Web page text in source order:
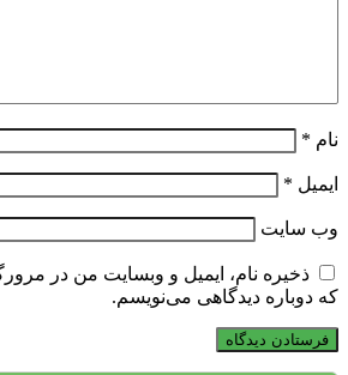
نام *
ایمیل *
وب‌ سایت
ذخیره نام، ایمیل و وبسایت من در
که دوباره دیدگاهی می‌نویسم.